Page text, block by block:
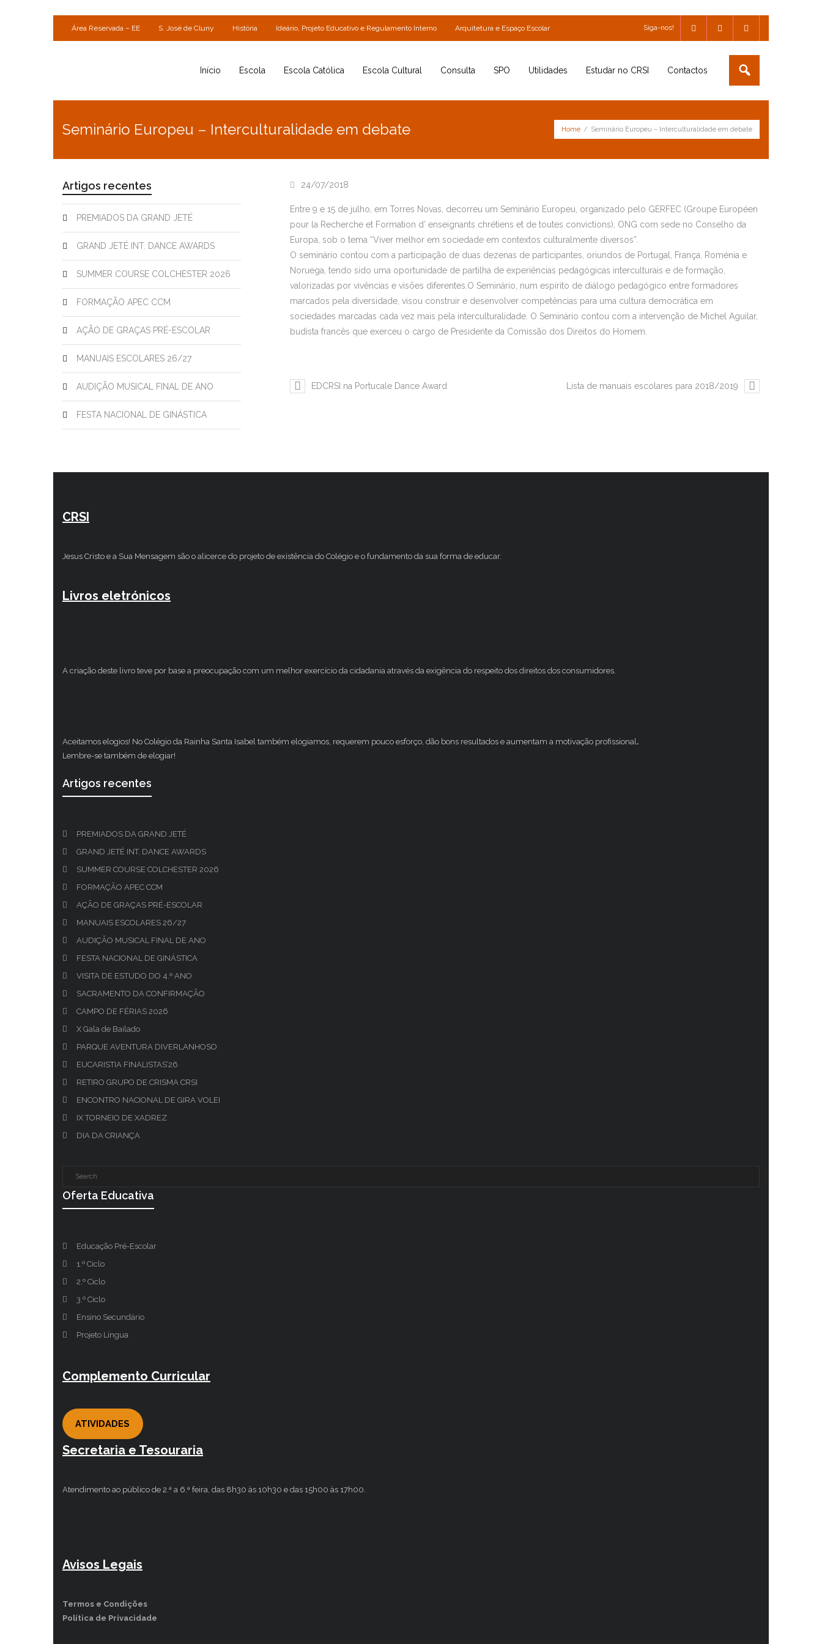
Área Reservada – EE S. José de Cluny História Ideário, Projeto Educativo e Regulamento Interno Arquitetura e Espaço Escolar Siga-nos!
Início Escola Escola Católica Escola Cultural Consulta SPO Utilidades Estudar no CRSI Contactos
Seminário Europeu – Interculturalidade em debate Home / Seminário Europeu – Interculturalidade em debate
24/07/2018
Entre 9 e 15 de julho, em Torres Novas, decorreu um Seminário Europeu, organizado pelo GERFEC (Groupe Européen
pour la Recherche et Formation d’ enseignants chrétiens et de toutes convictions), ONG com sede no Conselho da
Europa, sob o tema “Viver melhor em sociedade em contextos culturalmente diversos”.
O seminário contou com a participação de duas dezenas de participantes, oriundos de Portugal, França, Roménia e
Noruega, tendo sido uma oportunidade de partilha de experiências pedagógicas interculturais e de formação,
valorizadas por vivências e visões diferentes.O Seminário, num espírito de diálogo pedagógico entre formadores
marcados pela diversidade, visou construir e desenvolver competências para uma cultura democrática em
sociedades marcadas cada vez mais pela interculturalidade. O Seminário contou com a intervenção de Michel Aguilar,
budista francês que exerceu o cargo de Presidente da Comissão dos Direitos do Homem.
EDCRSI na Portucale Dance Award Lista de manuais escolares para 2018/2019
Artigos recentes
PREMIADOS DA GRAND JETÉ
GRAND JETÉ INT. DANCE AWARDS
SUMMER COURSE COLCHESTER 2026
FORMAÇÃO APEC CCM
AÇÃO DE GRAÇAS PRÉ-ESCOLAR
MANUAIS ESCOLARES 26/27
AUDIÇÃO MUSICAL FINAL DE ANO
FESTA NACIONAL DE GINÁSTICA
CRSI
Jesus Cristo e a Sua Mensagem são o alicerce do projeto de existência do Colégio e o fundamento da sua forma de educar.
Livros eletrónicos
A criação deste livro teve por base a preocupação com um melhor exercício da cidadania através da exigência do respeito dos direitos dos consumidores.
Aceitamos elogios! No Colégio da Rainha Santa Isabel também elogiamos, requerem pouco esforço, dão bons resultados e aumentam a motivação profissional.
Lembre-se também de elogiar!
Artigos recentes
PREMIADOS DA GRAND JETÉ
GRAND JETÉ INT. DANCE AWARDS
SUMMER COURSE COLCHESTER 2026
FORMAÇÃO APEC CCM
AÇÃO DE GRAÇAS PRÉ-ESCOLAR
MANUAIS ESCOLARES 26/27
AUDIÇÃO MUSICAL FINAL DE ANO
FESTA NACIONAL DE GINÁSTICA
VISITA DE ESTUDO DO 4.º ANO
SACRAMENTO DA CONFIRMAÇÃO
CAMPO DE FÉRIAS 2026
X Gala de Bailado
PARQUE AVENTURA DIVERLANHOSO
EUCARISTIA FINALISTAS’26
RETIRO GRUPO DE CRISMA CRSI
ENCONTRO NACIONAL DE GIRA VOLEI
IX TORNEIO DE XADREZ
DIA DA CRIANÇA
Oferta Educativa
Educação Pré-Escolar
1.º Ciclo
2.º Ciclo
3.º Ciclo
Ensino Secundário
Projeto Língua
Complemento Curricular
ATIVIDADES
Secretaria e Tesouraria
Atendimento ao público de 2.ª a 6.ª feira, das 8h30 às 10h30 e das 15h00 às 17h00.
Avisos Legais
Termos e Condições
Política de Privacidade